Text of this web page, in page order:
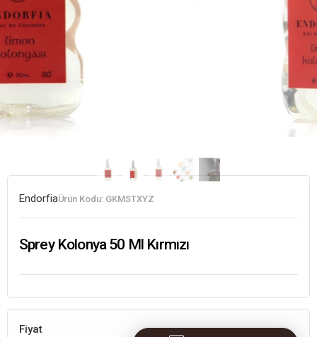
EndorfiaÜrün Kodu: GKMSTXYZ
Sprey Kolonya 50 Ml Kırmızı
Fiyat